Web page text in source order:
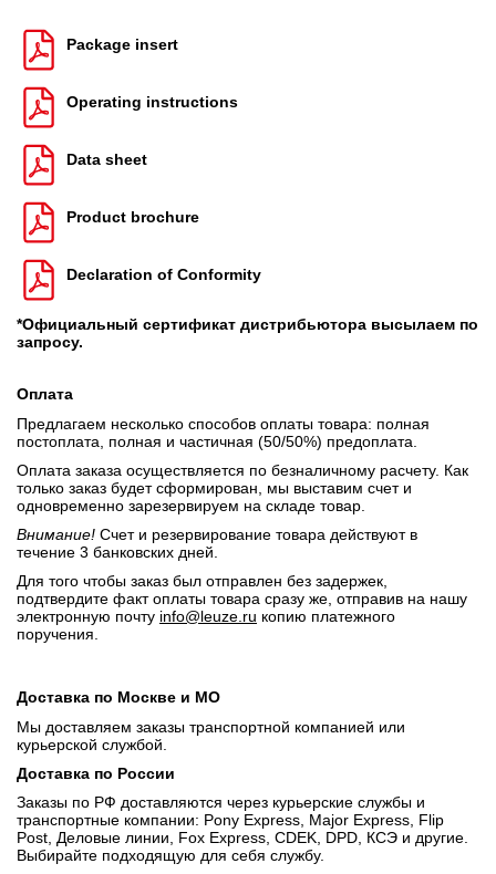
Package insert
Operating instructions
Data sheet
Product brochure
Declaration of Conformity
*Официальный сертификат дистрибьютора высылаем по
запросу.
Оплата
Предлагаем несколько способов оплаты товара: полная
постоплата, полная и частичная (50/50%) предоплата.
Оплата заказа осуществляется по безналичному расчету. Как
только заказ будет сформирован, мы выставим счет и
одновременно зарезервируем на складе товар.
Внимание! Счет и резервирование товара действуют в
течение 3 банковских дней.
Для того чтобы заказ был отправлен без задержек,
подтвердите факт оплаты товара сразу же, отправив на нашу
электронную почту info@leuze.ru копию платежного
поручения.
Доставка по Москве и МО
Мы доставляем заказы транспортной компанией или
курьерской службой.
Доставка по России
Заказы по РФ доставляются через курьерские службы и
транспортные компании: Pony Express, Major Express, Flip
Post, Деловые линии, Fox Express, CDEK, DPD, КСЭ и другие.
Выбирайте подходящую для себя службу.